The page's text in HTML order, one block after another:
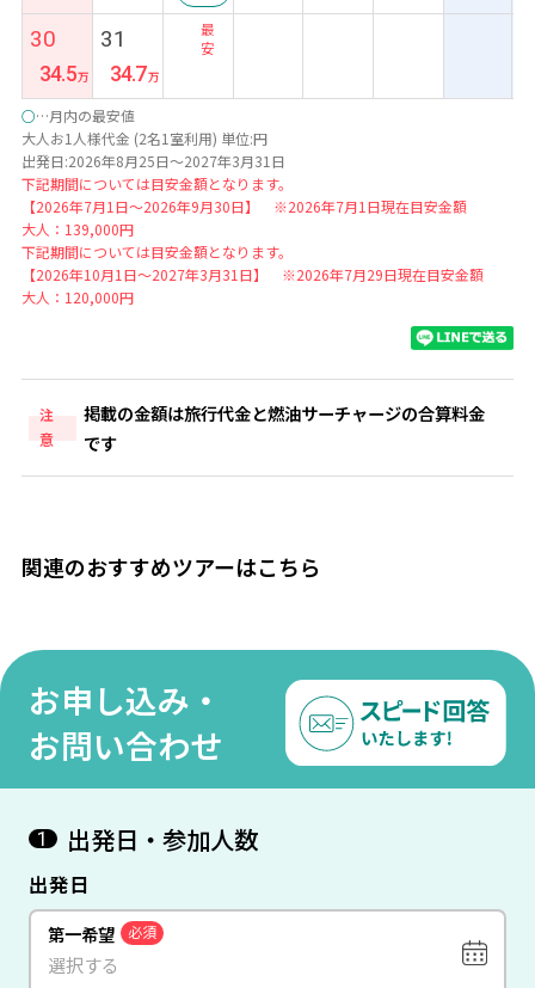
最
安
30
34.5
31
34.7
○…月内の最安値
大人お1人様代金 (2名1室利用) 単位:円
出発日:2026年8月25日～2027年3月31日
下記期間については目安金額となります。
【2026年7月1日～2026年9月30日】 ※2026年7月1日現在目安金額
大人：139,000円
下記期間については目安金額となります。
【2026年10月1日～2027年3月31日】 ※2026年7月29日現在目安金額
大人：120,000円
注
意
掲載の金額は旅行代金と燃油サーチャージの合算料金
です
関連のおすすめツアーはこちら
お申し込み・
お問い合わせ
1 出発日・参加人数
出発日
第一希望 必須